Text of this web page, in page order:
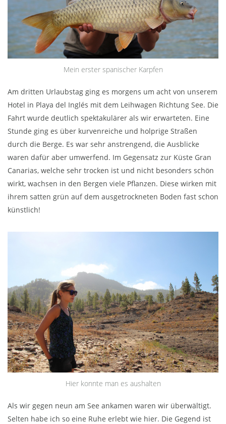
Mein erster spanischer Karpfen
Am dritten Urlaubstag ging es morgens um acht von unserem
Hotel in Playa del Inglés mit dem Leihwagen Richtung See. Die
Fahrt wurde deutlich spektakulärer als wir erwarteten. Eine
Stunde ging es über kurvenreiche und holprige Straßen
durch die Berge. Es war sehr anstrengend, die Ausblicke
waren dafür aber umwerfend. Im Gegensatz zur Küste Gran
Canarias, welche sehr trocken ist und nicht besonders schön
wirkt, wachsen in den Bergen viele Pflanzen. Diese wirken mit
ihrem satten grün auf dem ausgetrockneten Boden fast schon
künstlich!
Hier konnte man es aushalten
Als wir gegen neun am See ankamen waren wir überwältigt.
Selten habe ich so eine Ruhe erlebt wie hier. Die Gegend ist